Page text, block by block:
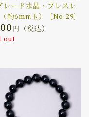
レード水晶・ブレスレ
約6mm玉）［No.29］
円（税込）
out